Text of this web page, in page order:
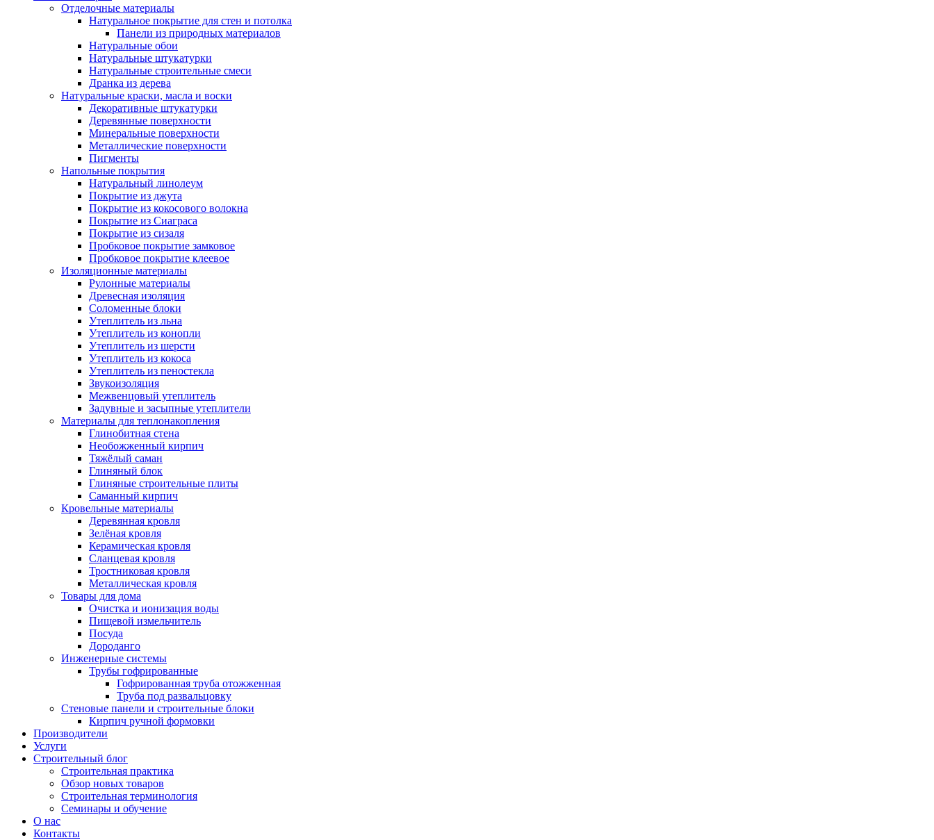
Отделочные материалы
Натуральное покрытие для стен и потолка
Панели из природных материалов
Натуральные обои
Натуральные штукатурки
Натуральные строительные смеси
Дранка из дерева
Натуральные краски, масла и воски
Декоративные штукатурки
Деревянные поверхности
Минеральные поверхности
Металлические поверхности
Пигменты
Напольные покрытия
Натуральный линолеум
Покрытие из джута
Покрытие из кокосового волокна
Покрытие из Сиаграса
Покрытие из сизаля
Пробковое покрытие замковое
Пробковое покрытие клеевое
Изоляционные материалы
Рулонные материалы
Древесная изоляция
Соломенные блоки
Утеплитель из льна
Утеплитель из конопли
Утеплитель из шерсти
Утеплитель из кокоса
Утеплитель из пеностекла
Звукоизоляция
Межвенцовый утеплитель
Задувные и засыпные утеплители
Материалы для теплонакопления
Глинобитная стена
Необожженный кирпич
Тяжёлый саман
Глиняный блок
Глиняные строительные плиты
Саманный кирпич
Кровельные материалы
Деревянная кровля
Зелёная кровля
Керамическая кровля
Сланцевая кровля
Тростниковая кровля
Металлическая кровля
Товары для дома
Очистка и ионизация воды
Пищевой измельчитель
Посуда
Дороданго
Инженерные системы
Трубы гофрированные
Гофрированная труба отожженная
Труба под развальцовку
Стеновые панели и строительные блоки
Кирпич ручной формовки
Производители
Услуги
Строительный блог
Строительная практика
Обзор новых товаров
Строительная терминология
Семинары и обучение
О нас
Контакты